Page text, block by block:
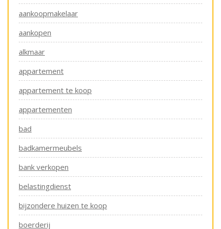
aankoopmakelaar
aankopen
alkmaar
appartement
appartement te koop
appartementen
bad
badkamermeubels
bank verkopen
belastingdienst
bijzondere huizen te koop
boerderij